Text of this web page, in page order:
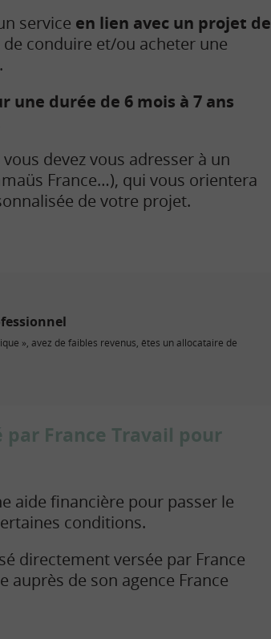
service en lien avec un projet de
conduire et/ou acheter une
une durée de 6 mois à 7 ans
devez vous adresser à un
France…), qui vous orientera
de votre projet.
», avez de faibles revenus, êtes un allocataire de
France Travail pour
aide financière pour passer le
conditions.
directement versée par France
auprès de son agence France